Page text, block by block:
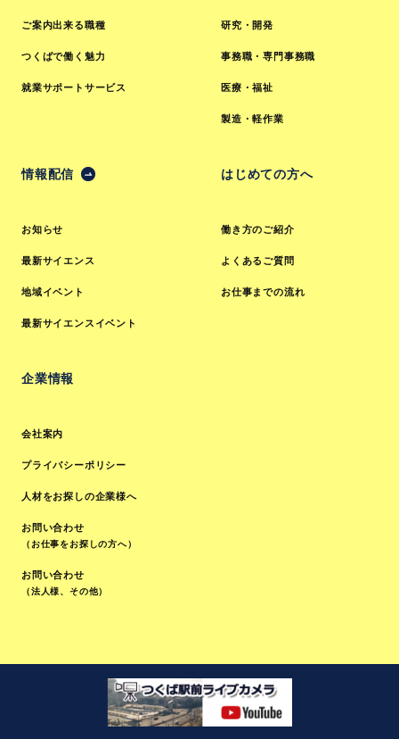
ご案内出来る職種
つくばで働く魅力
就業サポートサービス
研究・開発
事務職・専門事務職
医療・福祉
製造・軽作業
情報配信
お知らせ
最新サイエンス
地域イベント
最新サイエンスイベント
はじめての方へ
働き方のご紹介
よくあるご質問
お仕事までの流れ
企業情報
会社案内
プライバシーポリシー
人材をお探しの企業様へ
お問い合わせ
（お仕事をお探しの方へ）
お問い合わせ
（法人様、その他）